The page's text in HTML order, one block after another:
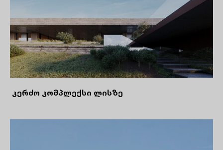
კერძო კომპლექსი ლისზე